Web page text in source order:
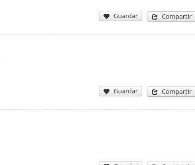
Guardar Compartir
Guardar Compartir